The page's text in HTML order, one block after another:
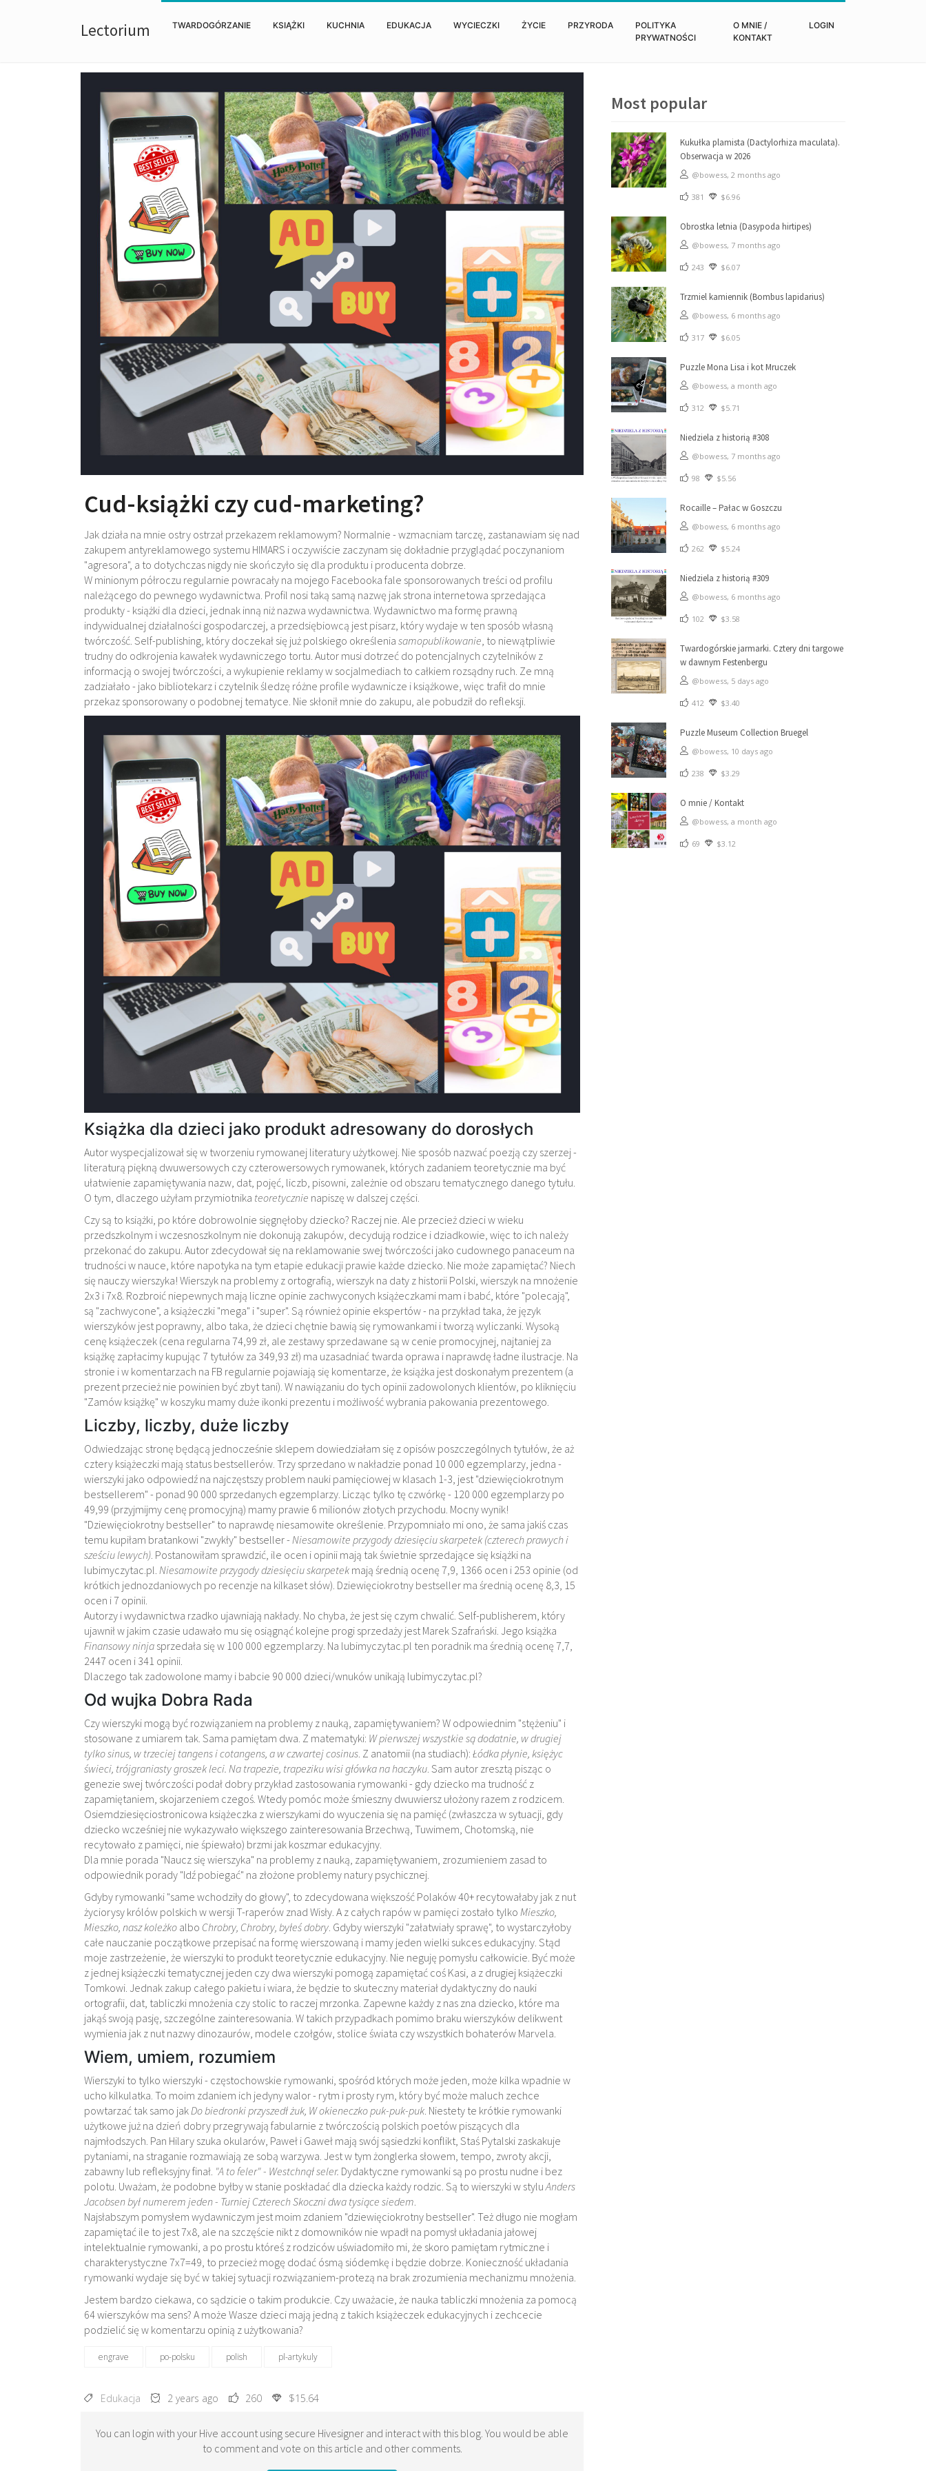
Lectorium TWARDOGÓRZANIE KSIĄŻKI KUCHNIA EDUKACJA WYCIECZKI ŻYCIE PRZYRODA
POLITYKA
PRYWATNOŚCI
O MNIE /
KONTAKT
LOGIN
Cud-książki czy cud-marketing?
Jak działa na mnie ostry ostrzał przekazem reklamowym? Normalnie - wzmacniam tarczę, zastanawiam się nad
zakupem antyreklamowego systemu HIMARS i oczywiście zaczynam się dokładnie przyglądać poczynaniom
"agresora", a to dotychczas nigdy nie skończyło się dla produktu i producenta dobrze.
W minionym półroczu regularnie powracały na mojego Facebooka fale sponsorowanych treści od profilu
należącego do pewnego wydawnictwa. Profil nosi taką samą nazwę jak strona internetowa sprzedająca
produkty - książki dla dzieci, jednak inną niż nazwa wydawnictwa. Wydawnictwo ma formę prawną
indywidualnej działalności gospodarczej, a przedsiębiowcą jest pisarz, który wydaje w ten sposób własną
twórczość. Self-publishing, który doczekał się już polskiego określenia samopublikowanie, to niewątpliwie
trudny do odkrojenia kawałek wydawniczego tortu. Autor musi dotrzeć do potencjalnych czytelników z
informacją o swojej twórczości, a wykupienie reklamy w socjalmediach to całkiem rozsądny ruch. Ze mną
zadziałało - jako bibliotekarz i czytelnik śledzę różne profile wydawnicze i książkowe, więc trafił do mnie
przekaz sponsorowany o podobnej tematyce. Nie skłonił mnie do zakupu, ale pobudził do refleksji.
Książka dla dzieci jako produkt adresowany do dorosłych
Autor wyspecjalizował się w tworzeniu rymowanej literatury użytkowej. Nie sposób nazwać poezją czy szerzej -
literaturą piękną dwuwersowych czy czterowersowych rymowanek, których zadaniem teoretycznie ma być
ułatwienie zapamiętywania nazw, dat, pojęć, liczb, pisowni, zależnie od obszaru tematycznego danego tytułu.
O tym, dlaczego użyłam przymiotnika teoretycznie napiszę w dalszej części.
Czy są to książki, po które dobrowolnie sięgnęłoby dziecko? Raczej nie. Ale przecież dzieci w wieku
przedszkolnym i wczesnoszkolnym nie dokonują zakupów, decydują rodzice i dziadkowie, więc to ich należy
przekonać do zakupu. Autor zdecydował się na reklamowanie swej twórczości jako cudownego panaceum na
trudności w nauce, które napotyka na tym etapie edukacji prawie każde dziecko. Nie może zapamiętać? Niech
się nauczy wierszyka! Wierszyk na problemy z ortografią, wierszyk na daty z historii Polski, wierszyk na mnożenie
2x3 i 7x8. Rozbroić niepewnych mają liczne opinie zachwyconych książeczkami mam i babć, które "polecają",
są "zachwycone", a książeczki "mega" i "super". Są również opinie ekspertów - na przykład taka, że język
wierszyków jest poprawny, albo taka, że dzieci chętnie bawią się rymowankami i tworzą wyliczanki. Wysoką
cenę książeczek (cena regularna 74,99 zł, ale zestawy sprzedawane są w cenie promocyjnej, najtaniej za
książkę zapłacimy kupując 7 tytułów za 349,93 zł) ma uzasadniać twarda oprawa i naprawdę ładne ilustracje. Na
stronie i w komentarzach na FB regularnie pojawiają się komentarze, że książka jest doskonałym prezentem (a
prezent przecież nie powinien być zbyt tani). W nawiązaniu do tych opinii zadowolonych klientów, po kliknięciu
"Zamów książkę" w koszyku mamy duże ikonki prezentu i możliwość wybrania pakowania prezentowego.
Liczby, liczby, duże liczby
Odwiedzając stronę będącą jednocześnie sklepem dowiedziałam się z opisów poszczególnych tytułów, że aż
cztery książeczki mają status bestsellerów. Trzy sprzedano w nakładzie ponad 10 000 egzemplarzy, jedna -
wierszyki jako odpowiedź na najczęstszy problem nauki pamięciowej w klasach 1-3, jest "dziewięciokrotnym
bestsellerem" - ponad 90 000 sprzedanych egzemplarzy. Licząc tylko tę czwórkę - 120 000 egzemplarzy po
49,99 (przyjmijmy cenę promocyjną) mamy prawie 6 milionów złotych przychodu. Mocny wynik!
"Dziewięciokrotny bestseller" to naprawdę niesamowite określenie. Przypomniało mi ono, że sama jakiś czas
temu kupiłam bratankowi "zwykły" bestseller - Niesamowite przygody dziesięciu skarpetek (czterech prawych i
sześciu lewych). Postanowiłam sprawdzić, ile ocen i opinii mają tak świetnie sprzedające się książki na
lubimyczytac.pl. Niesamowite przygody dziesięciu skarpetek mają średnią ocenę 7,9, 1366 ocen i 253 opinie (od
krótkich jednozdaniowych po recenzje na kilkaset słów). Dziewięciokrotny bestseller ma średnią ocenę 8,3, 15
ocen i 7 opinii.
Autorzy i wydawnictwa rzadko ujawniają nakłady. No chyba, że jest się czym chwalić. Self-publisherem, który
ujawnił w jakim czasie udawało mu się osiągnąć kolejne progi sprzedaży jest Marek Szafrański. Jego książka
Finansowy ninja sprzedała się w 100 000 egzemplarzy. Na lubimyczytac.pl ten poradnik ma średnią ocenę 7,7,
2447 ocen i 341 opinii.
Dlaczego tak zadowolone mamy i babcie 90 000 dzieci/wnuków unikają lubimyczytac.pl?
Od wujka Dobra Rada
Czy wierszyki mogą być rozwiązaniem na problemy z nauką, zapamiętywaniem? W odpowiednim "stężeniu" i
stosowane z umiarem tak. Sama pamiętam dwa. Z matematyki: W pierwszej wszystkie są dodatnie, w drugiej
tylko sinus, w trzeciej tangens i cotangens, a w czwartej cosinus. Z anatomii (na studiach): Łódka płynie, księżyc
świeci, trójgraniasty groszek leci. Na trapezie, trapeziku wisi główka na haczyku. Sam autor zresztą pisząc o
genezie swej twórczości podał dobry przykład zastosowania rymowanki - gdy dziecko ma trudność z
zapamiętaniem, skojarzeniem czegoś. Wtedy pomóc może śmieszny dwuwiersz ułożony razem z rodzicem.
Osiemdziesięciostronicowa książeczka z wierszykami do wyuczenia się na pamięć (zwłaszcza w sytuacji, gdy
dziecko wcześniej nie wykazywało większego zainteresowania Brzechwą, Tuwimem, Chotomską, nie
recytowało z pamięci, nie śpiewało) brzmi jak koszmar edukacyjny.
Dla mnie porada "Naucz się wierszyka" na problemy z nauką, zapamiętywaniem, zrozumieniem zasad to
odpowiednik porady "Idź pobiegać" na złożone problemy natury psychicznej.
Gdyby rymowanki "same wchodziły do głowy", to zdecydowana większość Polaków 40+ recytowałaby jak z nut
życiorysy królów polskich w wersji T-raperów znad Wisły. A z całych rapów w pamięci zostało tylko Mieszko,
Mieszko, nasz koleżko albo Chrobry, Chrobry, byłeś dobry. Gdyby wierszyki "załatwiały sprawę", to wystarczyłoby
całe nauczanie początkowe przepisać na formę wierszowaną i mamy jeden wielki sukces edukacyjny. Stąd
moje zastrzeżenie, że wierszyki to produkt teoretycznie edukacyjny. Nie neguję pomysłu całkowicie. Być może
z jednej książeczki tematycznej jeden czy dwa wierszyki pomogą zapamiętać coś Kasi, a z drugiej książeczki
Tomkowi. Jednak zakup całego pakietu i wiara, że będzie to skuteczny materiał dydaktyczny do nauki
ortografii, dat, tabliczki mnożenia czy stolic to raczej mrzonka. Zapewne każdy z nas zna dziecko, które ma
jakąś swoją pasję, szczególne zainteresowania. W takich przypadkach pomimo braku wierszyków delikwent
wymienia jak z nut nazwy dinozaurów, modele czołgów, stolice świata czy wszystkich bohaterów Marvela.
Wiem, umiem, rozumiem
Wierszyki to tylko wierszyki - częstochowskie rymowanki, spośród których może jeden, może kilka wpadnie w
ucho kilkulatka. To moim zdaniem ich jedyny walor - rytm i prosty rym, który być może maluch zechce
powtarzać tak samo jakDo biedronki przyszedł żuk, W okieneczko puk-puk-puk. Niestety te krótkie rymowanki
użytkowe już na dzień dobry przegrywają fabularnie z twórczością polskich poetów piszących dla
najmłodszych. Pan Hilary szuka okularów, Paweł i Gaweł mają swój sąsiedzki konflikt, Staś Pytalski zaskakuje
pytaniami, na straganie rozmawiają ze sobą warzywa. Jest w tym żonglerka słowem, tempo, zwroty akcji,
zabawny lub refleksyjny finał. "A to feler" - Westchnął seler. Dydaktyczne rymowanki są po prostu nudne i bez
polotu. Uważam, że podobne byłby w stanie poskładać dla dziecka każdy rodzic. Są to wierszyki w styluAnders
Jacobsen był numerem jeden - Turniej Czterech Skoczni dwa tysiące siedem.
Najsłabszym pomysłem wydawniczym jest moim zdaniem "dziewięciokrotny bestseller". Też długo nie mogłam
zapamiętać ile to jest 7x8, ale na szczęście nikt z domowników nie wpadł na pomysł układania jałowej
intelektualnie rymowanki, a po prostu któreś z rodziców uświadomiło mi, że skoro pamiętam rytmiczne i
charakterystyczne 7x7=49, to przecież mogę dodać ósmą siódemkę i będzie dobrze. Konieczność układania
rymowanki wydaje się być w takiej sytuacji rozwiązaniem-protezą na brak zrozumienia mechanizmu mnożenia.
Jestem bardzo ciekawa, co sądzicie o takim produkcie. Czy uważacie, że nauka tabliczki mnożenia za pomocą
64 wierszyków ma sens? A może Wasze dzieci mają jedną z takich książeczek edukacyjnych i zechcecie
podzielić się w komentarzu opinią z użytkowania?
engrave po-polsku polish pl-artykuly
Edukacja 2 years ago 260 $15.64
You can login with your Hive account using secure Hivesigner and interact with this blog. You would be able
to comment and vote on this article and other comments.
Most popular
Kukułka plamista (Dactylorhiza maculata).
Obserwacja w 2026
@bowess, 2 months ago
381 $6.96
Obrostka letnia (Dasypoda hirtipes)
@bowess, 7 months ago
243 $6.07
Trzmiel kamiennik (Bombus lapidarius)
@bowess, 6 months ago
317 $6.05
Puzzle Mona Lisa i kot Mruczek
@bowess, a month ago
312 $5.71
Niedziela z historią #308
@bowess, 7 months ago
98 $5.56
Rocaille – Pałac w Goszczu
@bowess, 6 months ago
262 $5.24
Niedziela z historią #309
@bowess, 6 months ago
102 $3.58
Twardogórskie jarmarki. Cztery dni targowe
w dawnym Festenbergu
@bowess, 5 days ago
412 $3.40
Puzzle Museum Collection Bruegel
@bowess, 10 days ago
238 $3.29
O mnie / Kontakt
@bowess, a month ago
69 $3.12